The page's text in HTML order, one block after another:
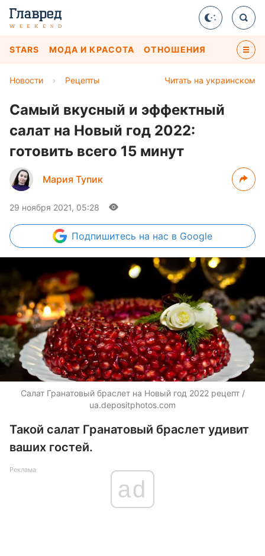
STARS МОДА И КРАСОТА ОТНОШЕНИЯ
Читать на украинском
Новости › Рецепты
Самый вкусный и эффектный
салат на Новый год 2022:
готовить всего 15 минут
Мария Тупик
29 ноября 2021, 05:28
Подпишитесь на нас в Google
Салат Гранатовый браслет на Новый год 2022 рецепт /
ua.depositphotos.com
Такой салат Гранатовый браслет удивит
ваших гостей.
Реклама
ad